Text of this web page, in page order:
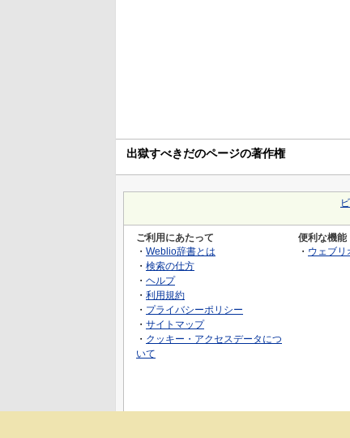
出獄すべきだのページの著作権
ご利用にあたって
・ Weblio辞書とは
・ 検索の仕方
・ ヘルプ
・ 利用規約
・ プライバシーポリシー
・ サイトマップ
・ クッキー・アクセスデータにつ
いて
便利な機能
・ ウェブリ